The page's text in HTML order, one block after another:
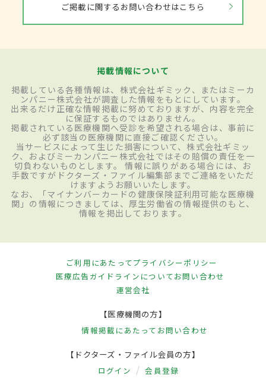
ご掲載に関するお問い合わせはこちら
掲載情報について
掲載している各種情報は、株式会社ギミック、またはミーカ
ンパニー株式会社が調査した情報をもとにしています。
出来るだけ正確な情報掲載に努めておりますが、内容を完全
に保証するものではありません。
掲載されている医療機関へ受診を希望される場合は、事前に
必ず該当の医療機関に直接ご確認ください。
当サービスによって生じた損害について、株式会社ギミッ
ク、およびミーカンパニー株式会社ではその賠償の責任を一
切負わないものとします。 情報に誤りがある場合には、お
手数ですがドクターズ・ファイル編集部までご連絡をいただ
けますようお願いいたします。
なお、「マイナンバーカードの健康保険証利用可能な医療機
関」の情報につきましては、厚生労働省の情報提供のもと、
情報を掲出しております。
ご利用にあたってプライバシーポリシー
医療広告ガイドラインについてお問い合わせ
運営会社
【医療機関の方】
情報掲載にあたって お問い合わせ
【ドクターズ・ファイル会員の方】
ログイン 会員登録